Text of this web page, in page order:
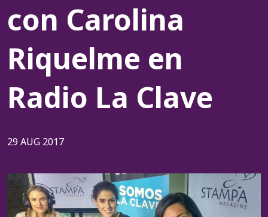
con Carolina
Riquelme en
Radio La Clave
29 AUG 2017